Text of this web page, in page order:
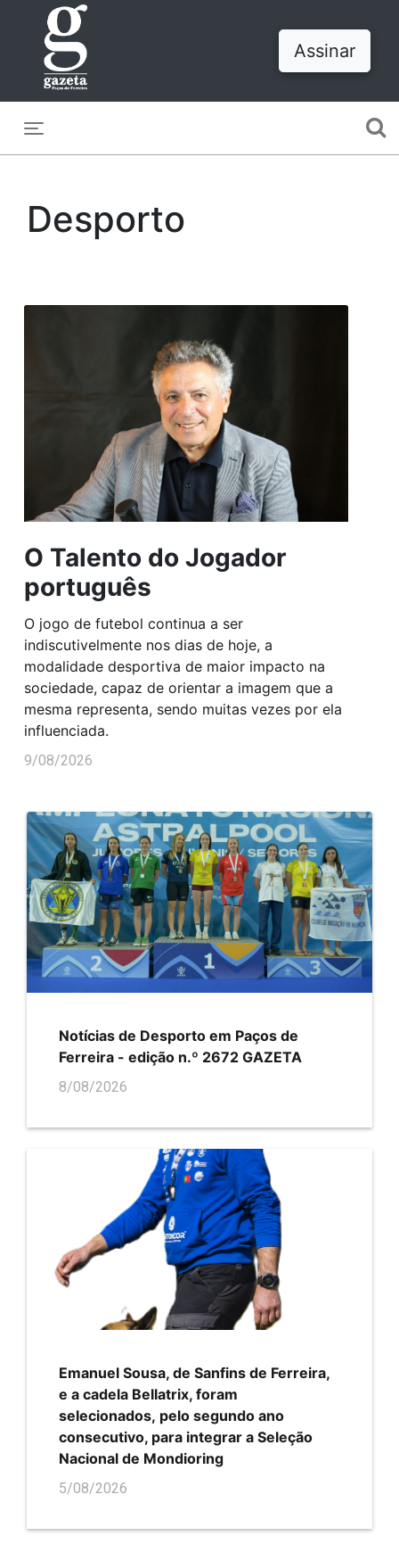
Assinar
Desporto
O Talento do Jogador
português
O jogo de futebol continua a ser
indiscutivelmente nos dias de hoje, a
modalidade desportiva de maior impacto na
sociedade, capaz de orientar a imagem que a
mesma representa, sendo muitas vezes por ela
influenciada.
9/08/2026
Notícias de Desporto em Paços de
Ferreira - edição n.º 2672 GAZETA
8/08/2026
Emanuel Sousa, de Sanfins de Ferreira,
e a cadela Bellatrix, foram
selecionados, pelo segundo ano
consecutivo, para integrar a Seleção
Nacional de Mondioring
5/08/2026